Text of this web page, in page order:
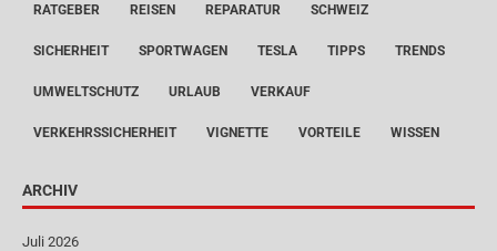
RATGEBER REISEN REPARATUR SCHWEIZ
SICHERHEIT SPORTWAGEN TESLA TIPPS TRENDS
UMWELTSCHUTZ URLAUB VERKAUF
VERKEHRSSICHERHEIT VIGNETTE VORTEILE WISSEN
ARCHIV
Juli 2026